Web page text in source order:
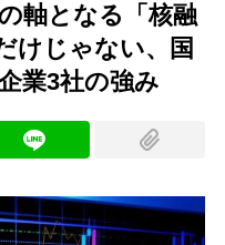
軸となる「核融
けじゃない、国
業3社の強み